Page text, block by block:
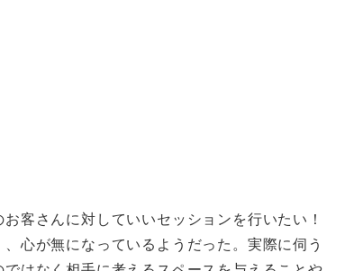
客さんに対していいセッションを行いたい！
心が無になっているようだった。実際に伺う